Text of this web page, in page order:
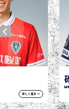
詳しく見る →